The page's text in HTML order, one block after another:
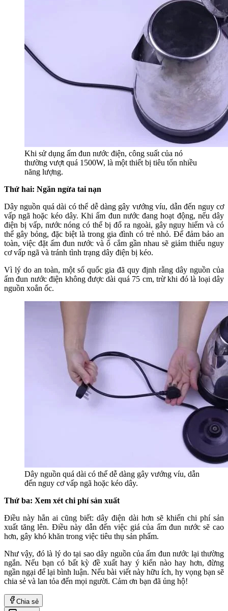
Khi sử dụng ấm đun nước điện, công suất của nó
thường vượt quá 1500W, là một thiết bị tiêu tốn nhiều
năng lượng.
Thứ hai: Ngăn ngừa tai nạn
Dây nguồn quá dài có thể dễ dàng gây vướng víu, dẫn đến nguy cơ
vấp ngã hoặc kéo dây. Khi ấm đun nước đang hoạt động, nếu dây
điện bị vấp, nước nóng có thể bị đổ ra ngoài, gây nguy hiểm và có
thể gây bỏng, đặc biệt là trong gia đình có trẻ nhỏ. Để đảm bảo an
toàn, việc đặt ấm đun nước và ổ cắm gần nhau sẽ giảm thiểu nguy
cơ vấp ngã và tránh tình trạng dây điện bị kéo.
Vì lý do an toàn, một số quốc gia đã quy định rằng dây nguồn của
ấm đun nước điện không được dài quá 75 cm, trừ khi đó là loại dây
nguồn xoắn ốc.
Dây nguồn quá dài có thể dễ dàng gây vướng víu, dẫn
đến nguy cơ vấp ngã hoặc kéo dây.
Thứ ba: Xem xét chi phí sản xuất
Điều này hẳn ai cũng biết: dây điện dài hơn sẽ khiến chi phí sản
xuất tăng lên. Điều này dẫn đến việc giá của ấm đun nước sẽ cao
hơn, gây khó khăn trong việc tiêu thụ sản phẩm.
Như vậy, đó là lý do tại sao dây nguồn của ấm đun nước lại thường
ngắn. Nếu bạn có bất kỳ đề xuất hay ý kiến nào hay hơn, đừng
ngần ngại để lại bình luận. Nếu bài viết này hữu ích, hy vọng bạn sẽ
chia sẻ và lan tỏa đến mọi người. Cảm ơn bạn đã ủng hộ!
Chia sẻ